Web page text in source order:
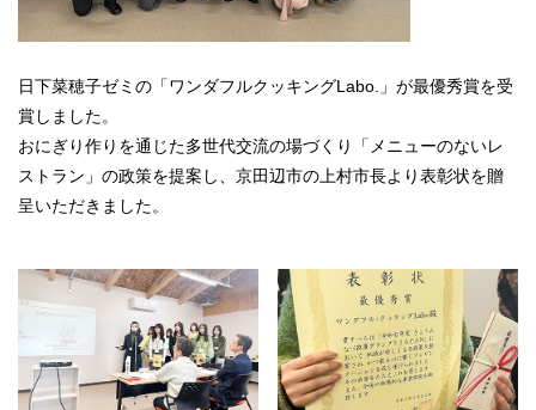
日下菜穂子ゼミの「ワンダフルクッキングLabo.」が最優秀賞を受
賞しました。
おにぎり作りを通じた多世代交流の場づくり「メニューのないレ
ストラン」の政策を提案し、京田辺市の上村市長より表彰状を贈
呈いただきました。